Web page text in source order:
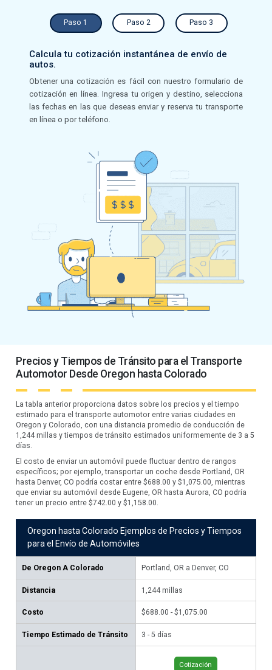
Paso 1 Paso 2 Paso 3
Calcula tu cotización instantánea de envío de
autos.
Obtener una cotización es fácil con nuestro formulario de
cotización en línea. Ingresa tu origen y destino, selecciona
las fechas en las que deseas enviar y reserva tu transporte
en línea o por teléfono.
Precios y Tiempos de Tránsito para el Transporte
Automotor Desde Oregon hasta Colorado
La tabla anterior proporciona datos sobre los precios y el tiempo
estimado para el transporte automotor entre varias ciudades en
Oregon y Colorado, con una distancia promedio de conducción de
1,244 millas y tiempos de tránsito estimados uniformemente de 3 a 5
días.
El costo de enviar un automóvil puede fluctuar dentro de rangos
específicos; por ejemplo, transportar un coche desde Portland, OR
hasta Denver, CO podría costar entre $688.00 y $1,075.00, mientras
que enviar su automóvil desde Eugene, OR hasta Aurora, CO podría
tener un precio entre $742.00 y $1,158.00.
Oregon hasta Colorado Ejemplos de Precios y Tiempos
para el Envío de Automóviles
De Oregon A Colorado
Distancia
Costo
Tiempo Estimado de Tránsito
Portland, OR a Denver, CO
1,244millas
$688.00 - $1,075.00
3 - 5 días
Cotización